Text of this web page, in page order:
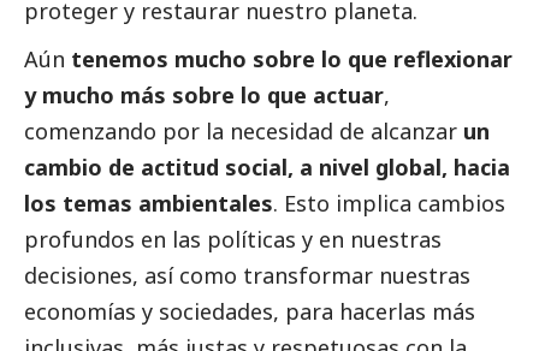
proteger y restaurar nuestro planeta.
Aún tenemos mucho sobre lo que reflexionar
y mucho más sobre lo que actuar,
comenzando por la necesidad de alcanzar un
cambio de actitud social, a nivel global, hacia
los temas ambientales. Esto implica cambios
profundos en las políticas y en nuestras
decisiones, así como transformar nuestras
economías y sociedades, para hacerlas más